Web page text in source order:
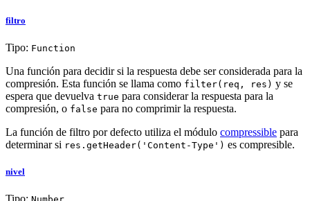
filtro
Tipo: Function
Una función para decidir si la respuesta debe ser considerada para la
compresión. Esta función se llama como filter(req, res) y se
espera que devuelva true para considerar la respuesta para la
compresión, o false para no comprimir la respuesta.
La función de filtro por defecto utiliza el módulo compressible para
determinar si res.getHeader('Content-Type') es compresible.
nivel